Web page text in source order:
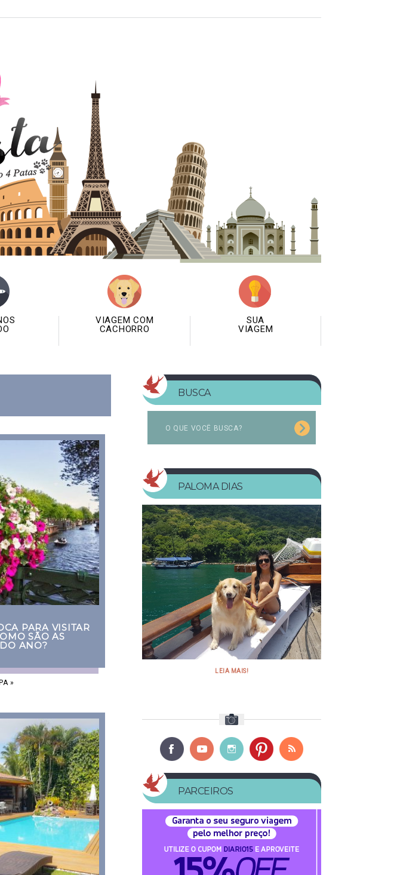
VIAGEM COM
CACHORRO
SUA
VIAGEM
PARA VISITAR
SÃO AS
DO ANO?
»
BUSCA
PALOMA DIAS
LEIA MAIS!
PARCEIROS